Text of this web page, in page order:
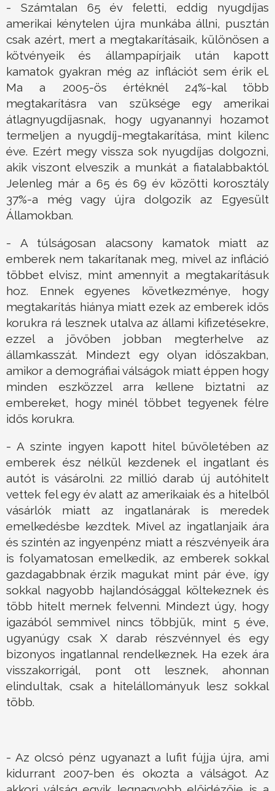
- Számtalan 65 év feletti, eddig nyugdíjas
amerikai kénytelen újra munkába állni, pusztán
csak azért, mert a megtakarításaik, különösen a
kötvényeik és állampapírjaik után kapott
kamatok gyakran még az inflációt sem érik el.
Ma a 2005-ös értéknél 24%-kal több
megtakarításra van szüksége egy amerikai
átlagnyugdíjasnak, hogy ugyanannyi hozamot
termeljen a nyugdíj-megtakarítása, mint kilenc
éve. Ezért megy vissza sok nyugdíjas dolgozni,
akik viszont elveszik a munkát a fiatalabbaktól.
Jelenleg már a 65 és 69 év közötti korosztály
37%-a még vagy újra dolgozik az Egyesült
Államokban.
- A túlságosan alacsony kamatok miatt az
emberek nem takarítanak meg, mivel az infláció
többet elvisz, mint amennyit a megtakarításuk
hoz. Ennek egyenes következménye, hogy
megtakarítás hiánya miatt ezek az emberek idős
korukra rá lesznek utalva az állami kifizetésekre,
ezzel a jövőben jobban megterhelve az
államkasszát. Mindezt egy olyan időszakban,
amikor a demográfiai válságok miatt éppen hogy
minden eszközzel arra kellene biztatni az
embereket, hogy minél többet tegyenek félre
idős korukra.
- A szinte ingyen kapott hitel bűvöletében az
emberek ész nélkül kezdenek el ingatlant és
autót is vásárolni. 22 millió darab új autóhitelt
vettek fel egy év alatt az amerikaiak és a hitelből
vásárlók miatt az ingatlanárak is meredek
emelkedésbe kezdtek. Mivel az ingatlanjaik ára
és szintén az ingyenpénz miatt a részvényeik ára
is folyamatosan emelkedik, az emberek sokkal
gazdagabbnak érzik magukat mint pár éve, így
sokkal nagyobb hajlandósággal költekeznek és
több hitelt mernek felvenni. Mindezt úgy, hogy
igazából semmivel nincs többjük, mint 5 éve,
ugyanúgy csak X darab részvénnyel és egy
bizonyos ingatlannal rendelkeznek. Ha ezek ára
visszakorrigál, pont ott lesznek, ahonnan
elindultak, csak a hitelállományuk lesz sokkal
több.
- Az olcsó pénz ugyanazt a lufit fújja újra, ami
kidurrant 2007-ben és okozta a válságot. Az